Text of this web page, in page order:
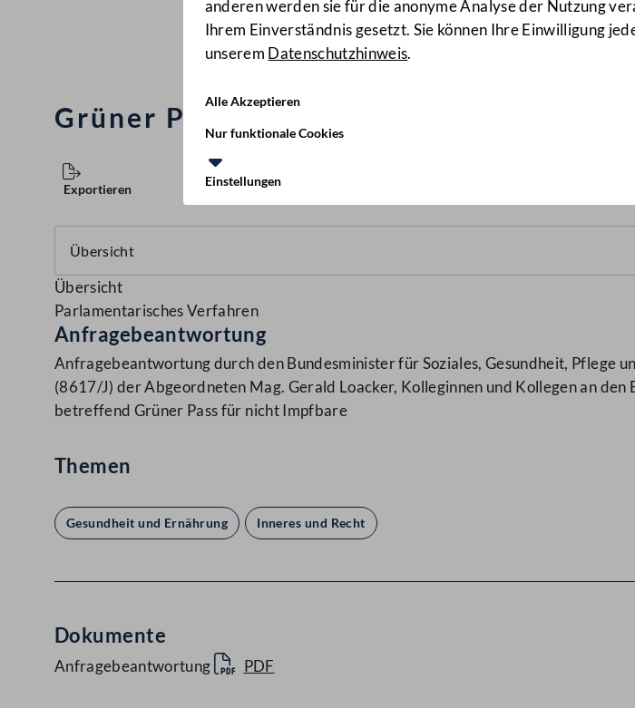
anderen werden sie für die anonyme Analyse der Nutzung
Ihrem Einverständnis gesetzt. Sie können Ihre Einwilligung
unserem Datenschutzhinweis.
Alle Akzeptieren
Nur funktionale Cookies
Einstellungen
Grüner Pass für nicht Impfbare
Exportieren
Übersicht
Parlamentarisches Verfahren
Anfragebeantwortung
Anfragebeantwortung durch den Bundesminister für Soziales, Gesundheit, Pflege
(8617/J) der Abgeordneten Mag. Gerald Loacker, Kolleginnen und Kollegen an
betreffend Grüner Pass für nicht Impfbare
Themen
Gesundheit und Ernährung Inneres und Recht
Dokumente
Anfragebeantwortung PDF